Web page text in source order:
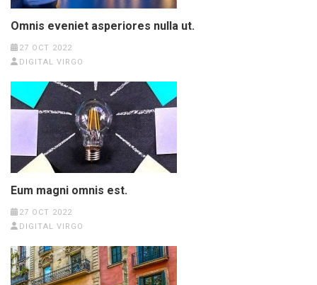
Omnis eveniet asperiores nulla ut.
27 OCT 2022
DIGITAL VIRGO
Eum magni omnis est.
27 OCT 2022
DIGITAL VIRGO